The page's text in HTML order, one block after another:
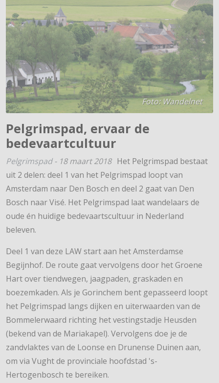
Foto: Wandelnet
Pelgrimspad, ervaar de
bedevaartcultuur
Pelgrimspad- 18 maart 2018 Het Pelgrimspad bestaat
uit 2 delen: deel 1 van het Pelgrimspad loopt van
Amsterdam naar Den Bosch en deel 2 gaat van Den
Bosch naar Visé. Het Pelgrimspad laat wandelaars de
oude én huidige bedevaartscultuur in Nederland
beleven.
Deel 1 van deze LAW start aan het Amsterdamse
Begijnhof. De route gaat vervolgens door het Groene
Hart over tiendwegen, jaagpaden, graskaden en
boezemkaden. Als je Gorinchem bent gepasseerd loopt
het Pelgrimspad langs dijken en uiterwaarden van de
Bommelerwaard richting het vestingstadje Heusden
(bekend van de Mariakapel). Vervolgens doe je de
zandvlaktes van de Loonse en Drunense Duinen aan,
om via Vught de provinciale hoofdstad 's-
Hertogenbosch te bereiken.